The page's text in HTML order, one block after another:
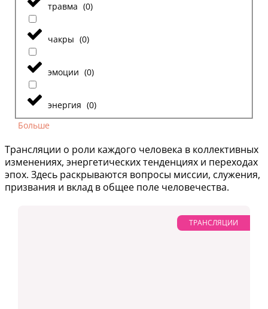
травма (0)
чакры (0)
эмоции (0)
энергия (0)
Больше
Трансляции о роли каждого человека в коллективных
изменениях, энергетических тенденциях и переходах
эпох. Здесь раскрываются вопросы миссии, служения,
призвания и вклад в общее поле человечества.
ТРАНСЛЯЦИИ